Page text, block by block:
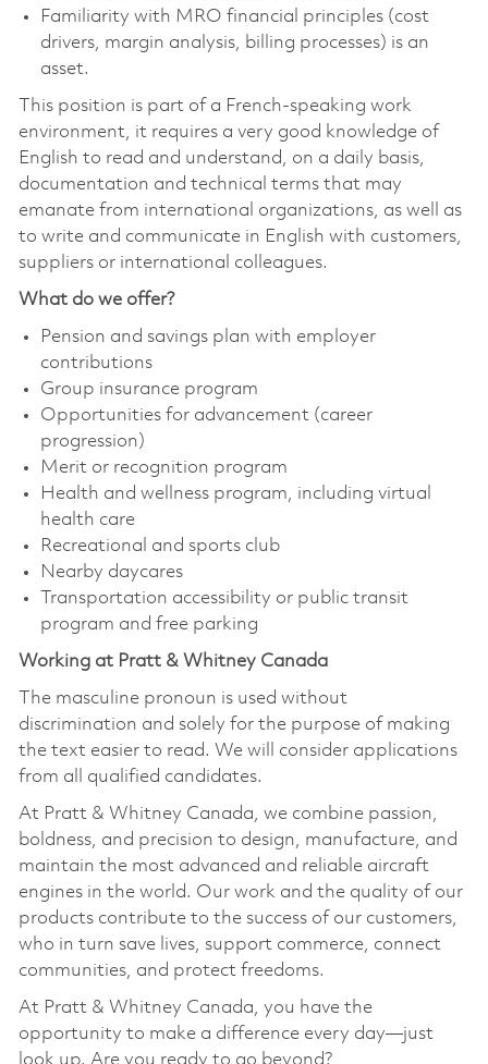
Familiarity with MRO financial principles (cost
drivers, margin analysis, billing processes) is an
asset.
This position is part of a French-speaking work
environment, it requires a very good knowledge of
English to read and understand, on a daily basis,
documentation and technical terms that may
emanate from international organizations, as well as
to write and communicate in English with customers,
suppliers or international colleagues.
What do we offer?
Pension and savings plan with employer
contributions
Group insurance program
Opportunities for advancement (career
progression)
Merit or recognition program
Health and wellness program, including virtual
health care
Recreational and sports club
Nearby daycares
Transportation accessibility or public transit
program and free parking
Working at Pratt & Whitney Canada
The masculine pronoun is used without
discrimination and solely for the purpose of making
the text easier to read. We will consider applications
from all qualified candidates.
At Pratt & Whitney Canada, we combine passion,
boldness, and precision to design, manufacture, and
maintain the most advanced and reliable aircraft
engines in the world. Our work and the quality of our
products contribute to the success of our customers,
who in turn save lives, support commerce, connect
communities, and protect freedoms.
At Pratt & Whitney Canada, you have the
opportunity to make a difference every day—just
look up. Are you ready to go beyond?